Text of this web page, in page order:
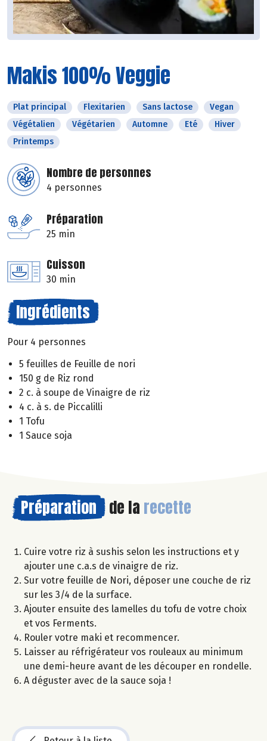
Makis 100% Veggie
Plat principal Flexitarien Sans lactose
Vegan
Végétalien
Végétarien Automne Eté
Hiver
Printemps
Nombre de personnes
4 personnes
Préparation
25 min
Cuisson
30 min
Ingrédients
Pour 4 personnes
5 feuilles de Feuille de nori
150 g de Riz rond
2 c. à soupe de Vinaigre de riz
4 c. à s. de Piccalilli
1 Tofu
1 Sauce soja
Préparation de la recette
Cuire votre riz à sushis selon les instructions et y
ajouter une c.a.s de vinaigre de riz.
Sur votre feuille de Nori, déposer une couche de riz
sur les 3/4 de la surface.
Ajouter ensuite des lamelles du tofu de votre choix
et vos Ferments.
Rouler votre maki et recommencer.
Laisser au réfrigérateur vos rouleaux au minimum
une demi-heure avant de les découper en rondelle.
A déguster avec de la sauce soja !